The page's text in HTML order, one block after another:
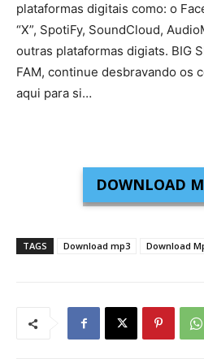
plataformas digitais como: o
“X”, SpotiFy, SoundCloud,
outras plataformas digiats. BIG
FAM, continue desbravando os
aqui para si…
DOWNLOAD
TAGS Download mp3 Download